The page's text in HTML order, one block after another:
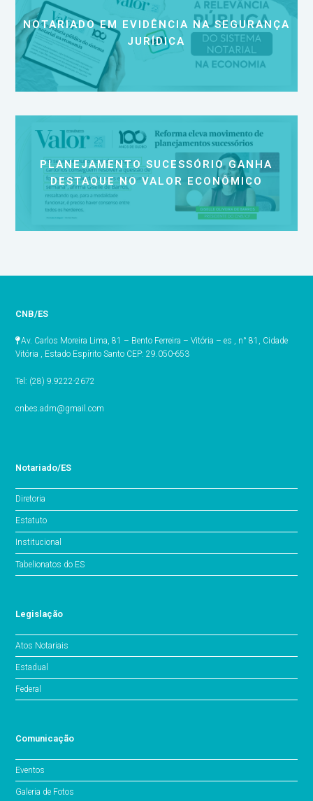
NOTARIADO EM EVIDÊNCIA NA SEGURANÇA
JURÍDICA
PLANEJAMENTO SUCESSÓRIO GANHA
DESTAQUE NO VALOR ECONÔMICO
CNB/ES
Av. Carlos Moreira Lima, 81 – Bento Ferreira – Vitória – es , n° 81, Cidade
Vitória , Estado Espírito Santo CEP: 29.050-653
Tel: (28) 9.9222-2672
cnbes.adm@gmail.com
Notariado/ES
Diretoria
Estatuto
Institucional
Tabelionatos do ES
Legislação
Atos Notariais
Estadual
Federal
Comunicação
Eventos
Galeria de Fotos